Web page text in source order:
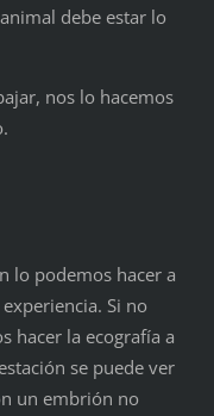
debe estar lo
nos lo hacemos
lo podemos hacer a
Si no
hacer la ecografía a
se puede ver
un embrión no